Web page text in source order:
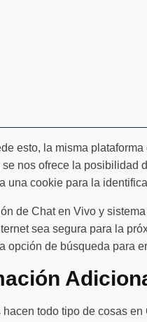
esto, la misma
nos ofrece la posibilidad
una cookie para la
de Chat en Vivo y
sea segura para la
opción de búsqueda para
hacen todo tipo de cosas